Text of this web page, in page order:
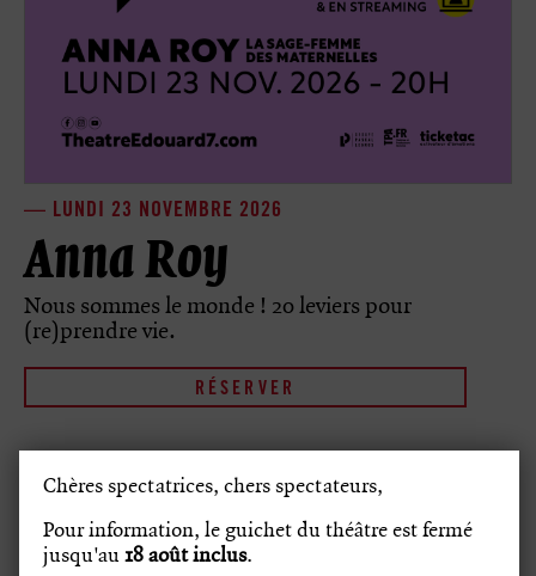
LUNDI 23 NOVEMBRE 2026
Anna Roy
Nous sommes le monde ! 20 leviers pour
(re)prendre vie.
RÉSERVER
Chères spectatrices, chers spectateurs,
Pour information, le guichet du théâtre est fermé
jusqu'au 18 août inclus.